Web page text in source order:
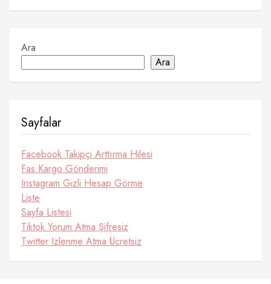
Ara
Ara
Sayfalar
Facebook Takipçi Arttırma Hilesi
Fas Kargo Gönderimi
Instagram Gizli Hesap Görme
Liste
Sayfa Listesi
Tiktok Yorum Atma Şifresiz
Twitter Izlenme Atma Ücretsiz